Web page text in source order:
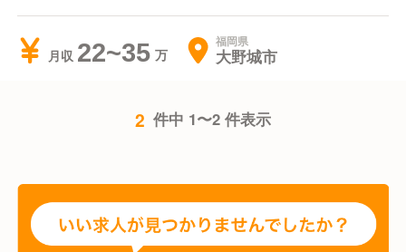
月収 22~35 福岡県
大野城市
2 件中 1〜2 件表示